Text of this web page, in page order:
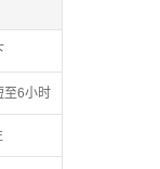
至6小时